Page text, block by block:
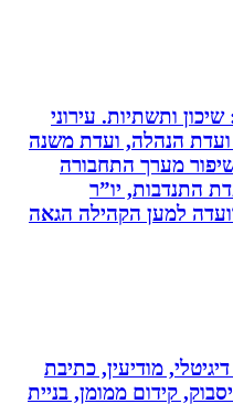
עירוני
הנהלה, ועדת משנה
מערך התחבורה
יו”ר
למען הקהילה הגאה
מודיעין, כתיבת
קידום ממומן, בניית